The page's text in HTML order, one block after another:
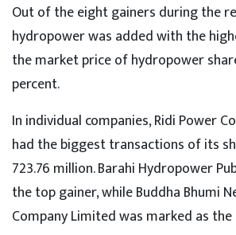
Out of the eight gainers during the
hydropower was added with the
the market price of hydropower
percent.
In individual companies, Ridi Power
had the biggest transactions of its
723.76 million. Barahi Hydropower
the top gainer, while Buddha Bhumi
Company Limited was marked as